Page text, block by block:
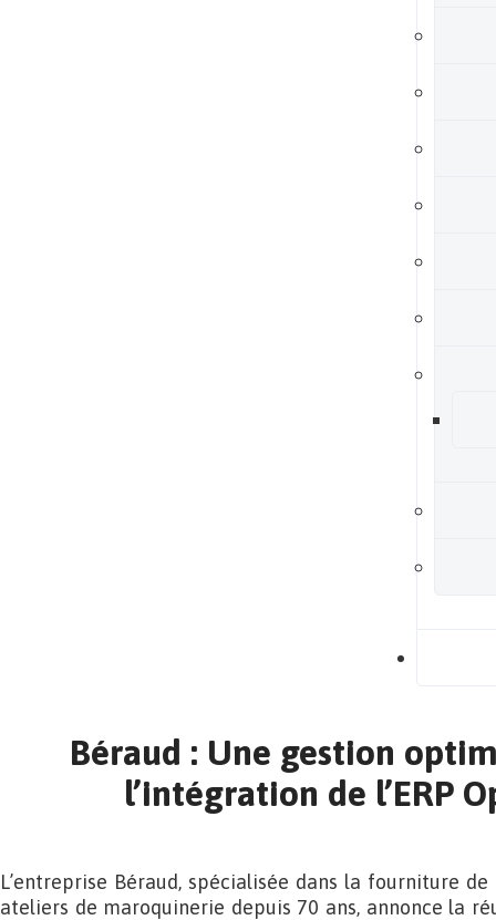
Béraud : Une gestion
l’intégration de l’ERP
L’entreprise Béraud, spécialisée dans la fourniture
ateliers de maroquinerie depuis 70 ans, annonce la